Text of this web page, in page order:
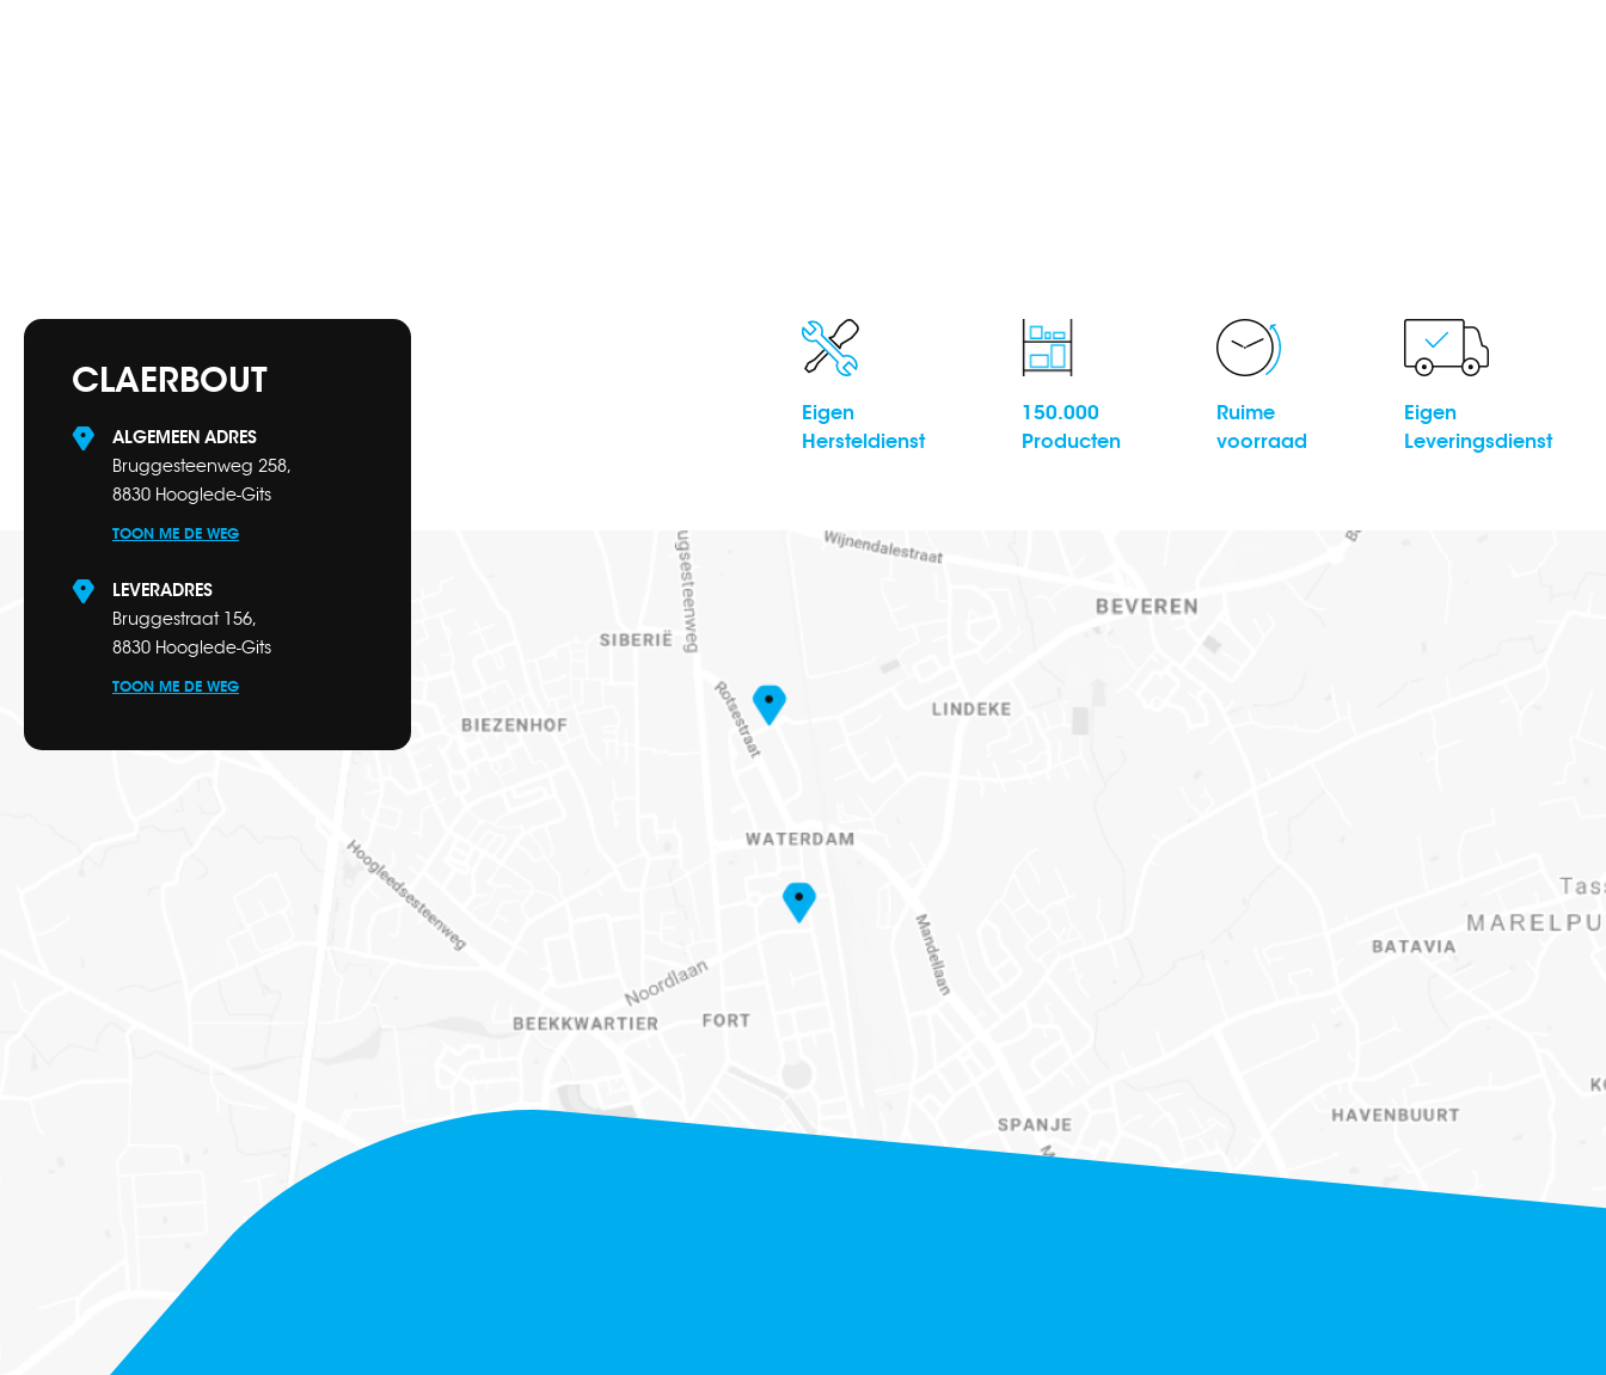
CLAERBOUT
ALGEMEEN ADRES
Bruggesteenweg 258,
8830 Hooglede-Gits
TOON ME DE WEG
LEVERADRES
Bruggestraat 156,
8830 Hooglede-Gits
TOON ME DE WEG
Eigen
Hersteldienst
150.000
Producten
Ruime
voorraad
Eigen
Leveringsdienst